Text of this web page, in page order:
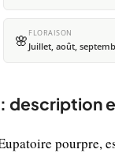
🌸 FLORAISON
Juillet, août,
description
pourpre,